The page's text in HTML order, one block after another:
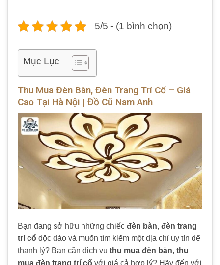
5/5 - (1 bình chọn)
Mục Lục
Thu Mua Đèn Bàn, Đèn Trang Trí Cổ – Giá
Cao Tại Hà Nội | Đồ Cũ Nam Anh
Bạn đang sở hữu những chiếc đèn bàn, đèn trang
trí cổ độc đáo và muốn tìm kiếm một địa chỉ uy tín để
thanh lý? Bạn cần dịch vụ thu mua đèn bàn, thu
mua đèn trang trí cổ với giá cả hợp lý? Hãy đến với